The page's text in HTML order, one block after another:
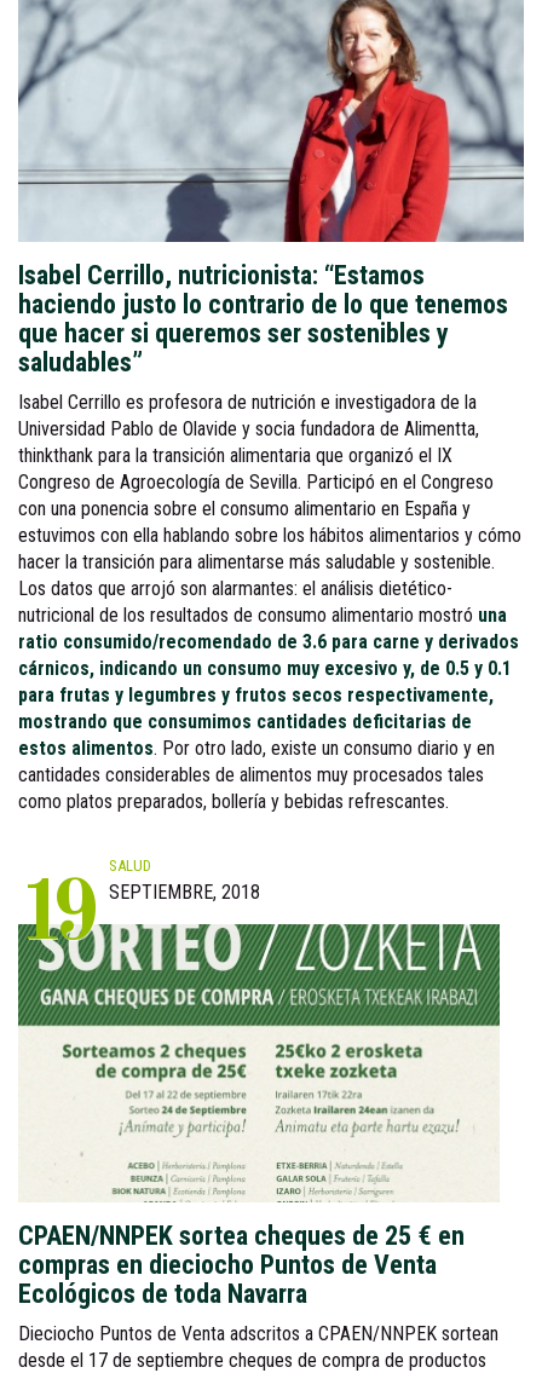
Isabel Cerrillo, nutricionista: “Estamos
haciendo justo lo contrario de lo que tenemos
que hacer si queremos ser sostenibles y
saludables”
Isabel Cerrillo es profesora de nutrición e investigadora de la
Universidad Pablo de Olavide y socia fundadora de Alimentta,
thinkthank para la transición alimentaria que organizó el IX
Congreso de Agroecología de Sevilla. Participó en el Congreso
con una ponencia sobre el consumo alimentario en España y
estuvimos con ella hablando sobre los hábitos alimentarios y cómo
hacer la transición para alimentarse más saludable y sostenible.
Los datos que arrojó son alarmantes: el análisis dietético-
nutricional de los resultados de consumo alimentario mostró una
ratio consumido/recomendado de 3.6 para carne y derivados
cárnicos, indicando un consumo muy excesivo y, de 0.5 y 0.1
para frutas y legumbres y frutos secos respectivamente,
mostrando que consumimos cantidades deficitarias de
estos alimentos. Por otro lado, existe un consumo diario y en
cantidades considerables de alimentos muy procesados tales
como platos preparados, bollería y bebidas refrescantes.
SALUD
19 SEPTIEMBRE, 2018
CPAEN/NNPEK sortea cheques de 25 € en
compras en dieciocho Puntos de Venta
Ecológicos de toda Navarra
Dieciocho Puntos de Venta adscritos a CPAEN/NNPEK sortean
desde el 17 de septiembre cheques de compra de productos